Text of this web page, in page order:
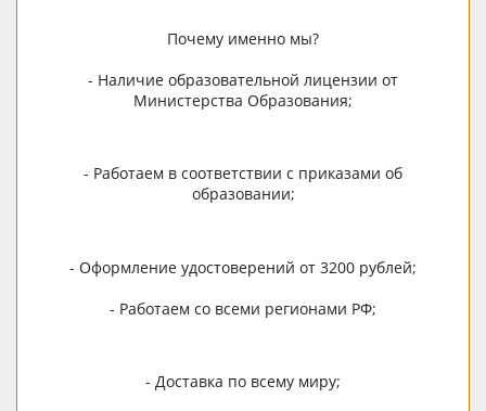
Почему именно мы?
- Наличие образовательной лицензии от
Министерства Образования;
- Работаем в соответствии с приказами об
образовании;
- Оформление удостоверений от 3200 рублей;
- Работаем со всеми регионами РФ;
- Доставка по всему миру;